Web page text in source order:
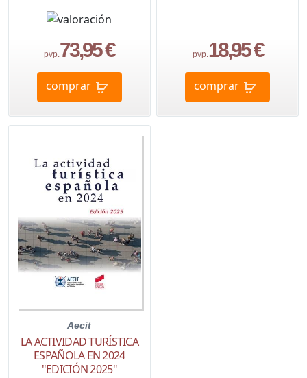
pvp.73,95 €
comprar
pvp.18,95 €
comprar
Aecit
LA ACTIVIDAD TURÍSTICA
ESPAÑOLA EN 2024
"EDICIÓN 2025"